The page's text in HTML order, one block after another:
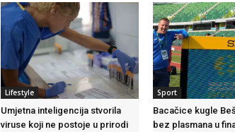
Lifestyle
Umjetna inteligencija stvorila
viruse koji ne postoje u prirodi
Sport
Bacačice kugle
bez plasmana u